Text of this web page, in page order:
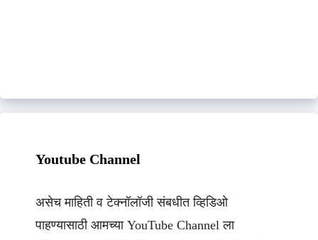
Youtube Channel
असेच माहिती व टेक्नॉलॉजी संबधीत व्हिडिओ
पाहण्यासाठी आमच्या YouTube Channel ला